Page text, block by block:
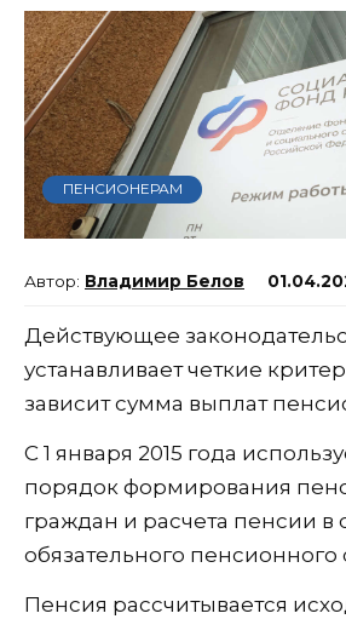
ПЕНСИОНЕРАМ
Владимир Белов
Действующее
устанавливает четкие
зависит сумма выплат
С 1 января 2015 года
порядок формирования
граждан и расчета пенсии в
обязательного пенсионного
Пенсия рассчитывается